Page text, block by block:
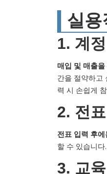
실용
1. 계
매입 및 매출
간을 절약하고
력 시 손쉽게
2. 전
전표 입력 후
할 수 있습니
3. 교